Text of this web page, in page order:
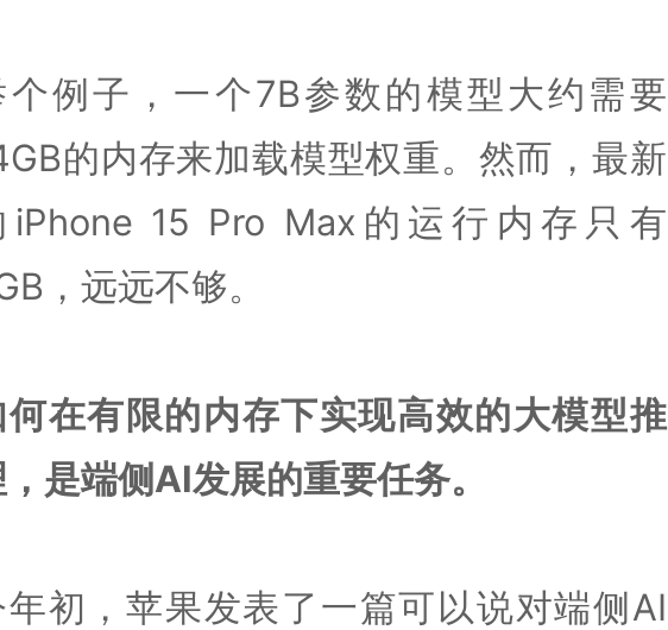
个例子，一个7B参数的模型大约需要
的内存来加载模型权重。然而，最新
iPhone 15 Pro Max的运行内存只有
，远远不够。
何在有限的内存下实现高效的大模型推
是端侧AI发展的重要任务。
年初，苹果发表了一篇可以说对端侧AI